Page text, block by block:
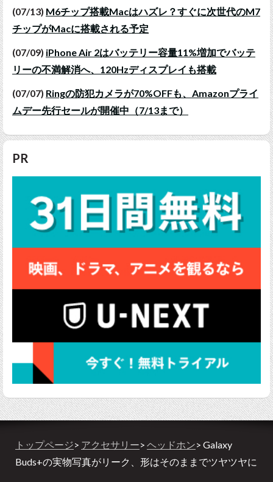
(07/13) M6チップ搭載Macはハズレ？すぐに次世代のM7
チップがMacに搭載される予定
(07/09) iPhone Air 2はバッテリー容量11%増加でバッテ
リーの不満解消へ、120Hzディスプレイも搭載
(07/07) Ringの防犯カメラが70%OFFも、Amazonプライ
ムデー先行セールが開催中（7/13まで）
PR
トップページ> アクセサリー> ヘッドホン> Galaxy
Buds+の実物写真がリーク、形はそのままでツヤツヤに